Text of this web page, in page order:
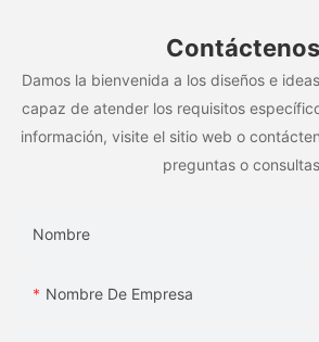
Contáctenos
Damos la bienvenida a los diseños e
capaz de atender los requisitos
información, visite el sitio web o
preguntas o
Nombre
Nombre De Empresa